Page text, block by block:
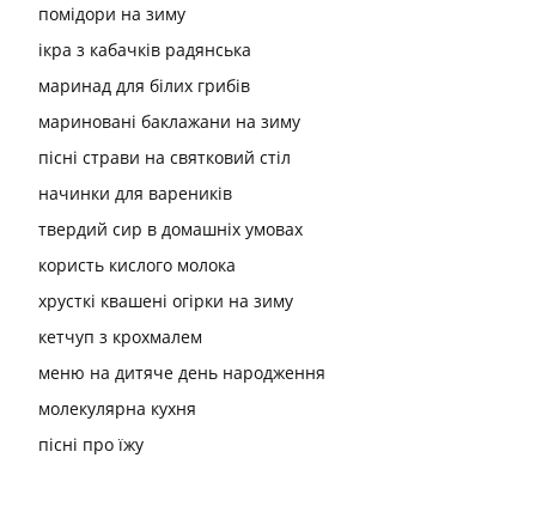
помідори на зиму
ікра з кабачків радянська
маринад для білих грибів
мариновані баклажани на зиму
пісні страви на святковий стіл
начинки для вареників
твердий сир в домашніх умовах
користь кислого молока
хрусткі квашені огірки на зиму
кетчуп з крохмалем
меню на дитяче день народження
молекулярна кухня
пісні про їжу